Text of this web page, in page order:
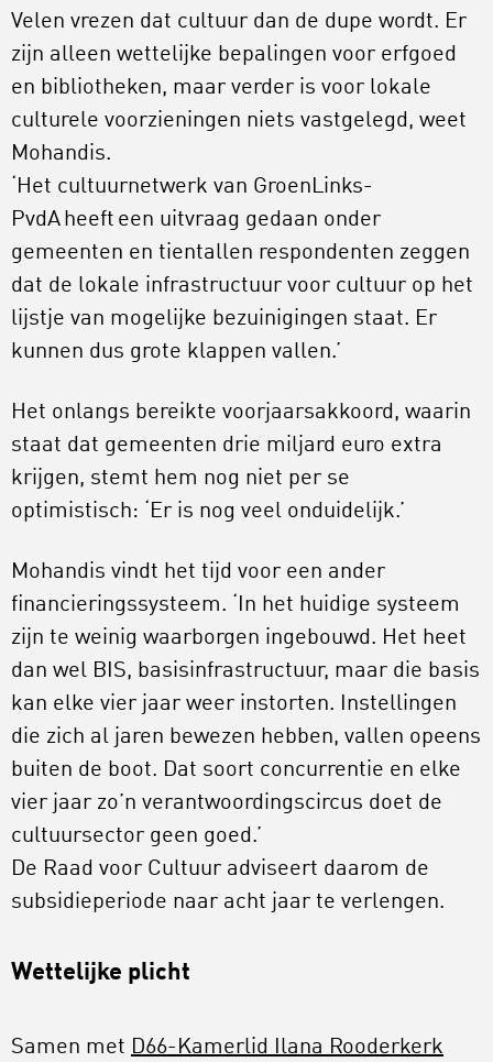
Velen vrezen dat cultuur dan de dupe wordt. Er
zijn alleen wettelijke bepalingen voor erfgoed
en bibliotheken, maar verder is voor lokale
culturele voorzieningen niets vastgelegd, weet
Mohandis.
‘Het cultuurnetwerk van GroenLinks-
PvdA heeft een uitvraag gedaan onder
gemeenten en tientallen respondenten zeggen
dat de lokale infrastructuur voor cultuur op het
lijstje van mogelijke bezuinigingen staat. Er
kunnen dus grote klappen vallen.’
Het onlangs bereikte voorjaarsakkoord, waarin
staat dat gemeenten drie miljard euro extra
krijgen, stemt hem nog niet per se
optimistisch: ‘Er is nog veel onduidelijk.’
Mohandis vindt het tijd voor een ander
financieringssysteem. ‘In het huidige systeem
zijn te weinig waarborgen ingebouwd. Het heet
dan wel BIS, basisinfrastructuur, maar die basis
kan elke vier jaar weer instorten. Instellingen
die zich al jaren bewezen hebben, vallen opeens
buiten de boot. Dat soort concurrentie en elke
vier jaar zo’n verantwoordingscircus doet de
cultuursector geen goed.’
De Raad voor Cultuur adviseert daarom de
subsidieperiode naar acht jaar te verlengen.
Wettelijke plicht
Samen met D66-Kamerlid Ilana Rooderkerk